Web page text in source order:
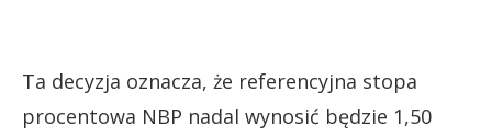
Ta decyzja oznacza, że referencyjna stopa
procentowa NBP nadal wynosić będzie 1,50